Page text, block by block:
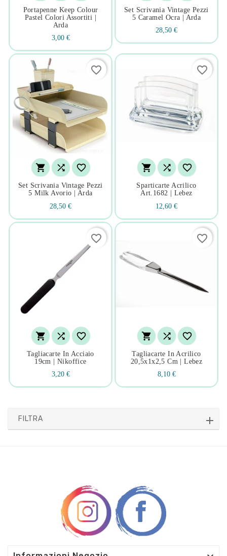
Portapenne Keep Colour
Pastel Colori Assortiti |
Arda
3,00 €
Set Scrivania Vintage Pezzi
5 Caramel Ocra | Arda
28,50 €
  
Set Scrivania Vintage Pezzi
5 Milk Avorio | Arda
28,50 €
favorite_border
  
Sparticarte Acrilico
Art.1682 | Lebez
12,60 €
favorite_border
  
Tagliacarte In Acciaio
19cm | Nikoffice
3,20 €
favorite_border
  
Tagliacarte In Acrilico
20,5x1x2,5 Cm | Lebez
8,10 €
favorite_border
FILTRA